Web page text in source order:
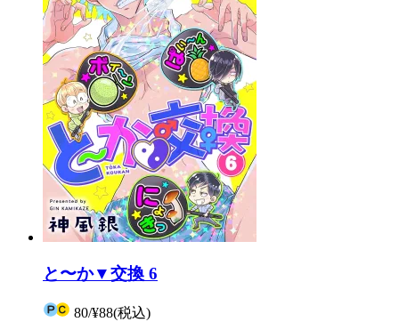
と〜か▼交換 6
80/¥88(税込)